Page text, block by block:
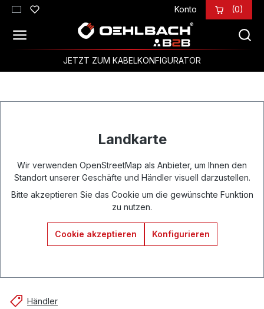
Zum Hauptinhalt springen Konto (0)
JETZT ZUM KABELKONFIGURATOR
Landkarte
Wir verwenden OpenStreetMap als Anbieter, um Ihnen den
Standort unserer Geschäfte und Händler visuell darzustellen.
Bitte akzeptieren Sie das Cookie um die gewünschte Funktion
zu nutzen.
Cookie akzeptieren Konfigurieren
Händler